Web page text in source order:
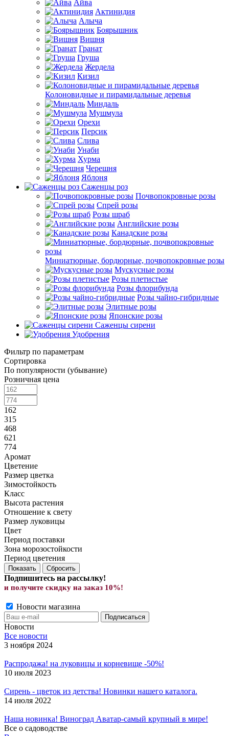
Айва
Актинидия
Алыча
Боярышник
Вишня
Гранат
Груша
Жердела
Кизил
Колоновидные и пирамидальные деревья
Миндаль
Мушмула
Орехи
Персик
Слива
Унаби
Хурма
Черешня
Яблоня
Саженцы роз
Почвопокровные розы
Спрей розы
Розы шраб
Английские розы
Канадские розы
Миниатюрные, бордюрные, почвопокровные розы
Мускусные розы
Розы плетистые
Розы флорибунда
Розы чайно-гибридные
Элитные розы
Японские розы
Саженцы сирени
Удобрения
Фильтр по параметрам
Сортировка
По популярности (убывание)
Розничная цена
162
315
468
621
774
Аромат
Цветение
Размер цветка
Зимостойкость
Класс
Высота растения
Отношение к свету
Размер луковицы
Цвет
Период поставки
Зона морозостойкости
Период цветения
Сбросить
Подпишитесь на рассылку!
и получите скидку на заказ 10%!
Новости магазина
Новости
Все новости
3 ноября 2024
Распродажа! на луковицы и корневище -50%!
10 июля 2023
Сирень - цветок из детства! Новинки нашего каталога.
14 июля 2022
Наша новинка! Виноград Аватар-самый крупный в мире!
Все о садоводстве